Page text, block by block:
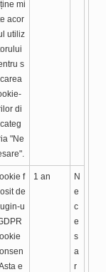
mi
acor
utiliz
s
di
"Ne
f
de
u
e
1 an
N
e
c
e
s
a
r